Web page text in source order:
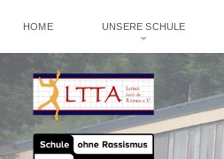
HOME UNSERE SCHULE